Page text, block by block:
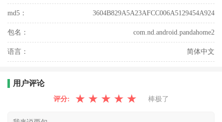
md5： 3604B829A5A23AFCC006A5129454A924
包名： com.nd.android.pandahome2
语言： 简体中文
用户评论
评分: ★ ★ ★ ★ ★ 棒极了